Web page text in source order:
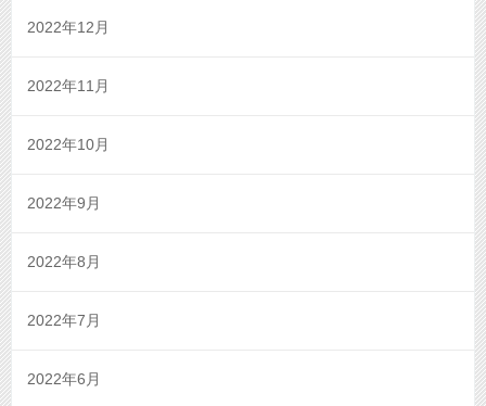
2022年12月
2022年11月
2022年10月
2022年9月
2022年8月
2022年7月
2022年6月